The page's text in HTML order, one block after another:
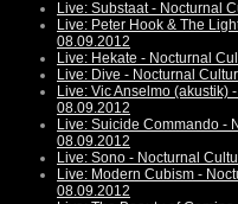
Live: Substaat - Nocturnal
Live: Peter Hook & The
08.09.2012
Live: Hekate - Nocturnal
Live: Dive - Nocturnal
Live: Vic Anselmo (akustik)
08.09.2012
Live: Suicide Commando -
08.09.2012
Live: Sono - Nocturnal
Live: Modern Cubism -
08.09.2012